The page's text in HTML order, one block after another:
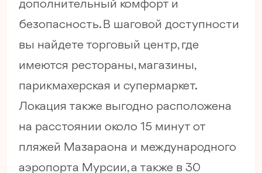
дополнительный комфорт и
безопасность. В шаговой доступности
вы найдете торговый центр, где
имеются рестораны, магазины,
парикмахерская и супермаркет.
Локация также выгодно расположена
на расстоянии около 15 минут от
пляжей Мазараона и международного
аэропорта Мурсии, а также в 30